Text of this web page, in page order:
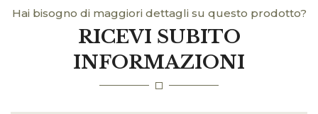
Hai bisogno di maggiori dettagli su questo prodotto?
RICEVI SUBITO
INFORMAZIONI